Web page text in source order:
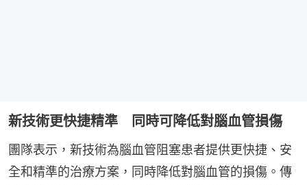
新技術更快捷精準 同時可降低對腦血管損傷
團隊表示，新技術為腦血管阻塞患者提供更快捷、安
全和精準的治療方案，同時降低對腦血管的損傷。傳